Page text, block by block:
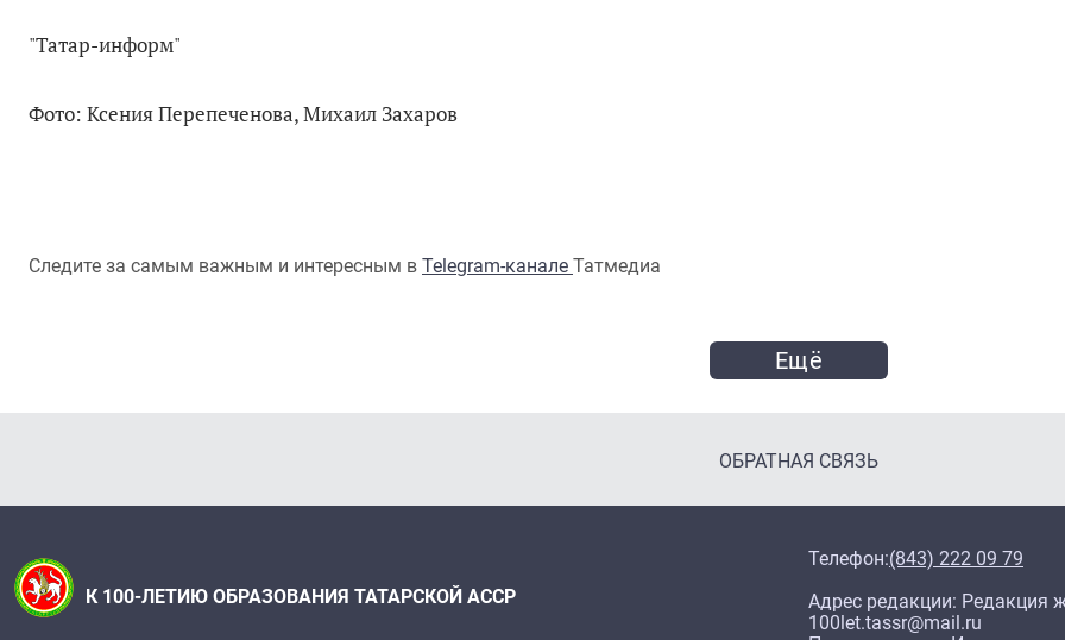
"Татар-информ"
Фото: Ксения Перепеченова, Михаил Захаров
Следите за самым важным и интересным в Telegram-канале Татмедиа
Ещё
ОБРАТНАЯ СВЯЗЬ
К 100-ЛЕТИЮ ОБРАЗОВАНИЯ ТАТАРСКОЙ АССР
Телефон:(843) 222 09 79
Адрес редакции: Редакция
100let.tassr@mail.ru